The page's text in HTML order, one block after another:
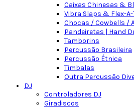
Caixas Chinesas &
Vibra Slaps & Flex-A-
Chocas / Cowbells /
Pandeiretas | Hand
Tamborins
Percussão Brasileira
Percussão Étnica
Timbalas
Outra Percussão
DJ
Controladores DJ
Giradiscos